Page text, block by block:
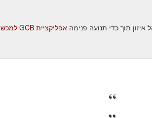
אפליקציית GCB למכשירים ניידים